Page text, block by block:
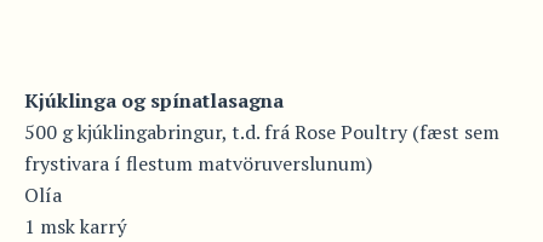
Kjúklinga og spínatlasagna
500 g kjúklingabringur, t.d. frá Rose Poultry (fæst sem
frystivara í flestum matvöruverslunum)
Olía
1 msk karrý